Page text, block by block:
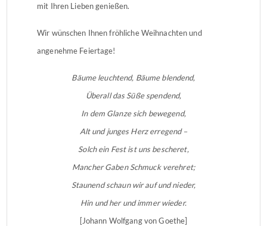
mit Ihren Lieben genießen.
Wir wünschen Ihnen fröhliche Weihnachten und
angenehme Feiertage!
Bäume leuchtend, Bäume blendend,
Überall das Süße spendend,
In dem Glanze sich bewegend,
Alt und junges Herz erregend –
Solch ein Fest ist uns bescheret,
Mancher Gaben Schmuck verehret;
Staunend schaun wir auf und nieder,
Hin und her und immer wieder.
[Johann Wolfgang von Goethe]